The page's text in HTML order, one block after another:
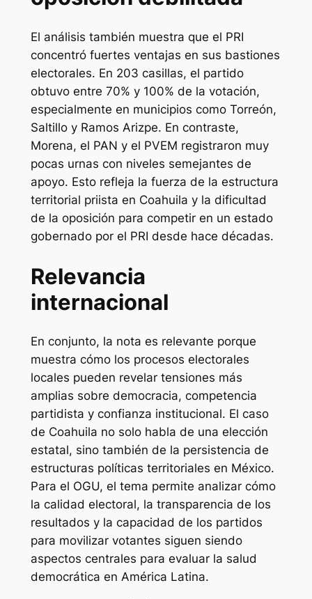
El análisis también muestra que el PRI
concentró fuertes ventajas en sus bastiones
electorales. En 203 casillas, el partido
obtuvo entre 70% y 100% de la votación,
especialmente en municipios como Torreón,
Saltillo y Ramos Arizpe. En contraste,
Morena, el PAN y el PVEM registraron muy
pocas urnas con niveles semejantes de
apoyo. Esto refleja la fuerza de la estructura
territorial priista en Coahuila y la dificultad
de la oposición para competir en un estado
gobernado por el PRI desde hace décadas.
Relevancia
internacional
En conjunto, la nota es relevante porque
muestra cómo los procesos electorales
locales pueden revelar tensiones más
amplias sobre democracia, competencia
partidista y confianza institucional. El caso
de Coahuila no solo habla de una elección
estatal, sino también de la persistencia de
estructuras políticas territoriales en México.
Para el OGU, el tema permite analizar cómo
la calidad electoral, la transparencia de los
resultados y la capacidad de los partidos
para movilizar votantes siguen siendo
aspectos centrales para evaluar la salud
democrática en América Latina.